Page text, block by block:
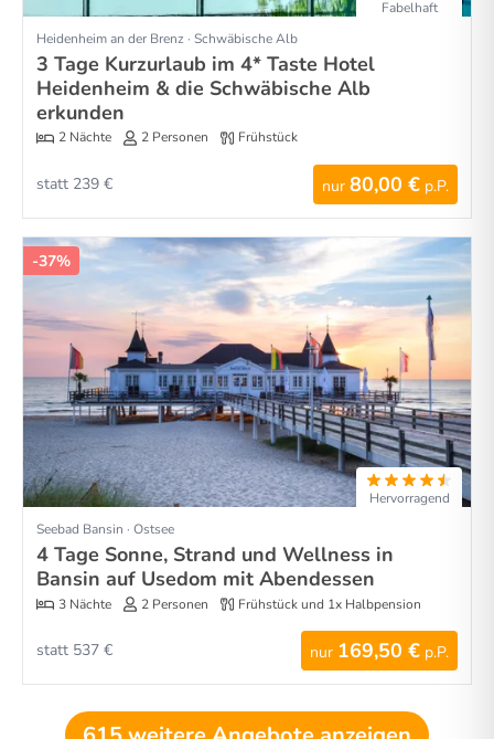
Fabelhaft
Heidenheim an der Brenz · Schwäbische Alb
3 Tage Kurzurlaub im 4* Taste Hotel
Heidenheim & die Schwäbische Alb
erkunden
2 Nächte 2 Personen Frühstück
nur 80,00 € p.P.
statt 239 €
-37%
Hervorragend
Seebad Bansin · Ostsee
4 Tage Sonne, Strand und Wellness in
Bansin auf Usedom mit Abendessen
3 Nächte 2 Personen Frühstück und 1x Halbpension
nur 169,50 € p.P.
statt 537 €